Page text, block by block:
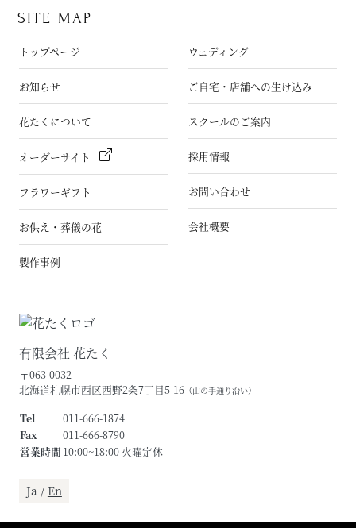
SITE MAP
トップページ
お知らせ
花たくについて
オーダーサイト
フラワーギフト
お供え・葬儀の花
製作事例
ウェディング
ご自宅・店舗への生け込み
スクールのご案内
採用情報
お問い合わせ
会社概要
有限会社 花たく
〒063-0032
北海道札幌市西区西野2条7丁目5-16（山の手通り沿い）
Tel
011-666-1874
Fax
011-666-8790
営業時間 10:00~18:00 火曜定休
Ja / En